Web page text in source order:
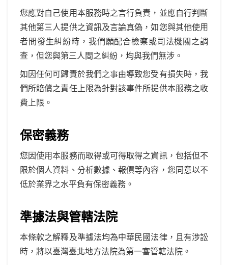
您應對自己使用本服務時之言行負責，並應自行判斷
其他第三人提供之資訊及言論真偽，如您與其他使用
者間發生糾紛時，我們願配合檢察或司法機關之調
查，但您與第三人間之糾紛，均與我們無涉。
如因任何可歸責於我們之事由導致您受有損失時，我
們所賠償之責任上限為針對該事件所提供本服務之收
費上限。
保密義務
您因使用本服務而取得或可得取得之資訊，包括但不
限於個人資料、分析數據、報價等內容，您同意以不
低於業界之水平負有保密義務。
準據法與管轄法院
本條款之解釋及準據法均為中華民國法律，且有涉訟
時，將以臺灣臺北地方法院為第一審管轄法院。